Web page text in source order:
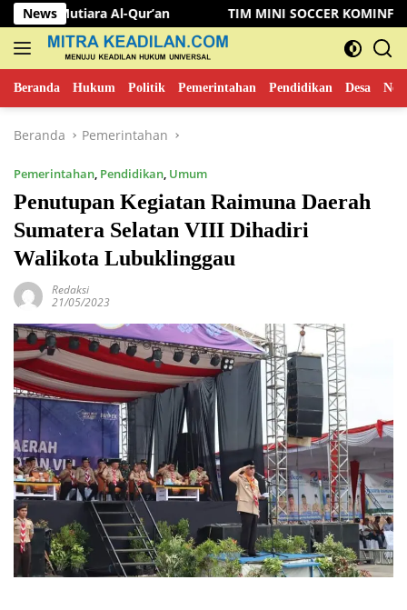
Langsung
ke
konten
News
Al-Qur’an TIM MINI SOCCER KOMINFO MUSI RAWAS
Beranda Hukum Politik Pemerintahan Pendidikan Desa
Beranda Pemerintahan
Pemerintahan, Pendidikan, Umum
Penutupan Kegiatan Raimuna Daerah
Sumatera Selatan VIII Dihadiri
Walikota Lubuklinggau
Redaksi
21/05/2023